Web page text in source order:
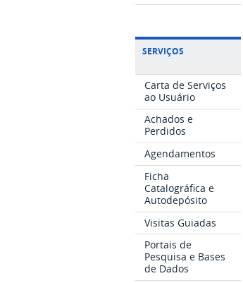
SERVIÇOS
Carta de Serviços
ao Usuário
Achados e
Perdidos
Agendamentos
Ficha
Catalográfica e
Autodepósito
Visitas Guiadas
Portais de
Pesquisa e Bases
de Dados